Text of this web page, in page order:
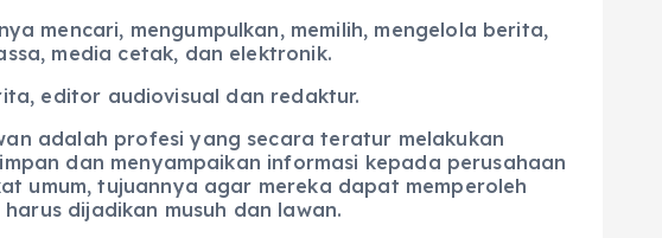
mencari, mengumpulkan, memilih, mengelola berita,
media cetak, dan elektronik.
editor audiovisual dan redaktur.
adalah profesi yang secara teratur melakukan
dan menyampaikan informasi kepada perusahaan
umum, tujuannya agar mereka dapat memperoleh
dijadikan musuh dan lawan.